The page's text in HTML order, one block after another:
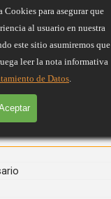
para asegurar que
al usuario en nuestra
este sitio asumiremos que
leer la nota informativa
de Datos
Recientes